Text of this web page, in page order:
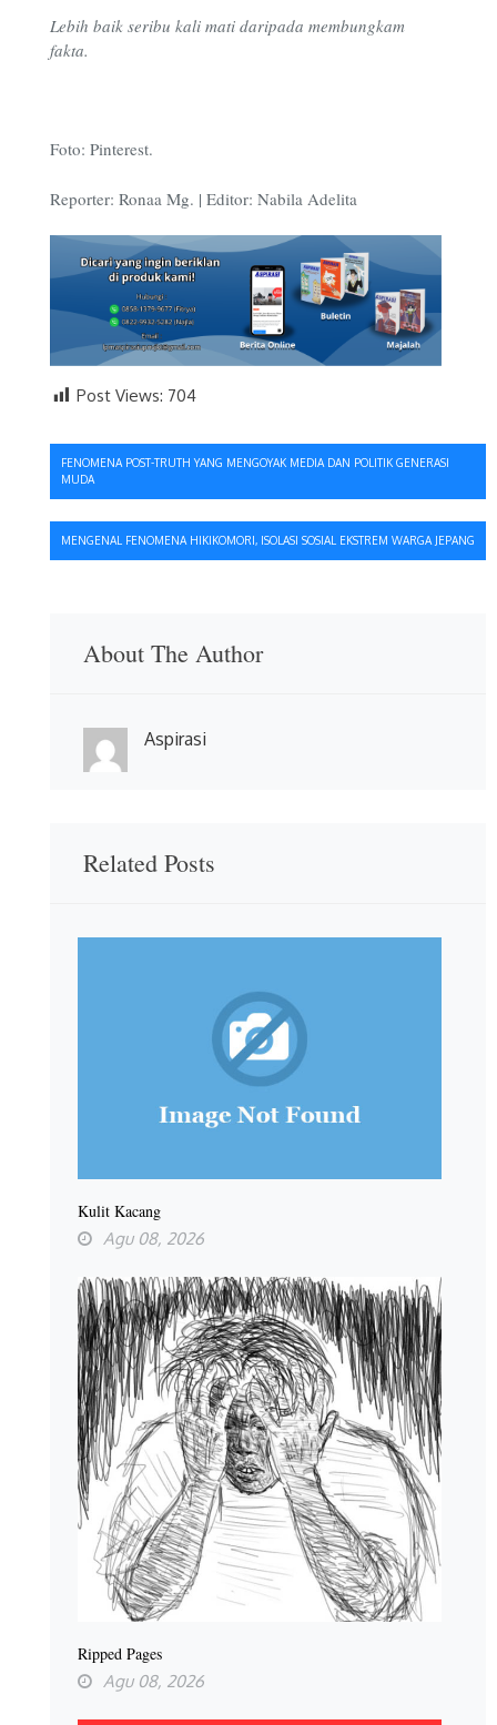
Lebih baik seribu kali mati daripada membungkam
fakta.
Foto: Pinterest.
Reporter: Ronaa Mg. | Editor: Nabila Adelita
Post Views: 704
Navigasi
pos
FENOMENA POST-TRUTH YANG MENGOYAK MEDIA DAN POLITIK GENERASI
MUDA
MENGENAL FENOMENA HIKIKOMORI, ISOLASI SOSIAL EKSTREM WARGA JEPANG
About The Author
Aspirasi
Related Posts
Kulit Kacang
Agu 08, 2026
Ripped Pages
Agu 08, 2026